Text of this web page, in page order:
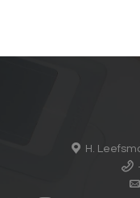
H.